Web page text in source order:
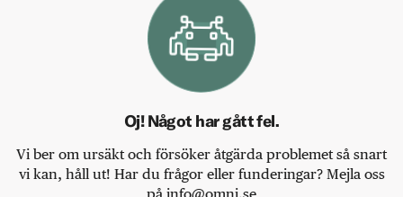
Oj! Något har gått fel.
Vi ber om ursäkt och försöker åtgärda problemet så snart
vi kan, håll ut! Har du frågor eller funderingar? Mejla oss